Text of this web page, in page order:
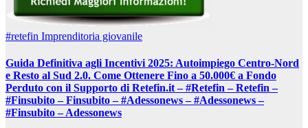
#retefin Imprenditoria giovanile
Guida Definitiva agli Incentivi 2025: Autoimpiego Centro-Nord
e Resto al Sud 2.0. Come Ottenere Fino a 50.000€ a Fondo
Perduto con il Supporto di Retefin.it – #Retefin – Retefin –
#Finsubito – Finsubito – #Adessonews – #Adessonews –
#Finsubito – Adessonews